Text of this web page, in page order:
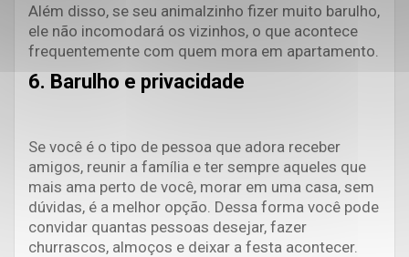
Além disso, se seu animalzinho fizer muito barulho,
ele não incomodará os vizinhos, o que acontece
frequentemente com quem mora em apartamento.
6. Barulho e privacidade
Se você é o tipo de pessoa que adora receber
amigos, reunir a família e ter sempre aqueles que
mais ama perto de você, morar em uma casa, sem
dúvidas, é a melhor opção. Dessa forma você pode
convidar quantas pessoas desejar, fazer
churrascos, almoços e deixar a festa acontecer.